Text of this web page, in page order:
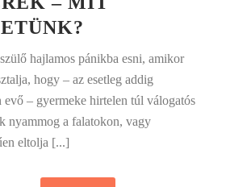
hajlamos pánikba esni, amikor
hogy – az esetleg addig
evő – gyermeke hirtelen túl válogatós
nyammog a falatokon, vagy
eltolja [...]